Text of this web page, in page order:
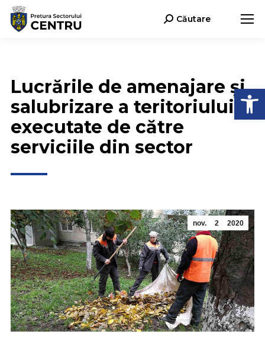
Search:Căutare
Lucrările de amenajare și
salubrizare a teritoriului
executate de către
serviciile din sector
nov. 2 2020